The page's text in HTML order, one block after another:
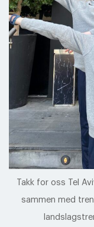
Takk for oss Tel
sammen med